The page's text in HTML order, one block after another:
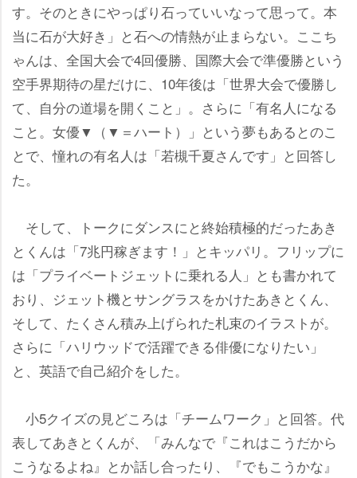
す。そのときにやっぱり石っていいなって思って。本
当に石が大好き」と石への情熱が止まらない。ここち
ゃんは、全国大会で4回優勝、国際大会で準優勝という
空手界期待の星だけに、10年後は「世界大会で優勝し
て、自分の道場を開くこと」。さらに「有名人になる
こと。女優▼（▼＝ハート）」という夢もあるとのこ
とで、憧れの有名人は「若槻千夏さんです」と回答し
た。
そして、トークにダンスにと終始積極的だったあき
とくんは「7兆円稼ぎます！」とキッパリ。フリップに
は「プライベートジェットに乗れる人」とも書かれて
おり、ジェット機とサングラスをかけたあきとくん、
そして、たくさん積み上げられた札束のイラストが。
さらに「ハリウッドで活躍できる俳優になりたい」
と、英語で自己紹介をした。
小5クイズの見どころは「チームワーク」と回答。代
表してあきとくんが、「みんなで『これはこうだから
こうなるよね』とか話し合ったり、『でもこうかな』